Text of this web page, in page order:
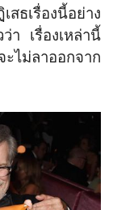
เรื่องนี้อย่าง
า เรื่องเหล่านี้
ไม่ลาออกจาก